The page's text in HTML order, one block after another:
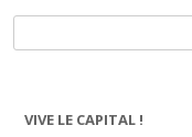
VIVE LE CAPITAL !